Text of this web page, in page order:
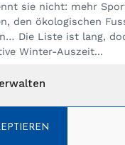
sie nicht: mehr
den ökologischen
Die Liste ist lang,
Winter-Auszeit...
17. Dezember 2019